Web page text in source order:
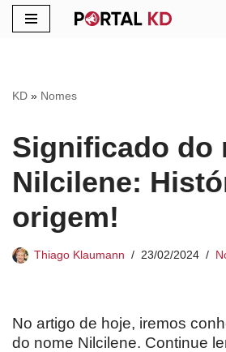
conteúdo
KD » Nomes
Significado do
Nilcilene:
origem!
Thiago Klaumann 23/02/2024
No artigo de hoje, iremos
do nome Nilcilene. Continue